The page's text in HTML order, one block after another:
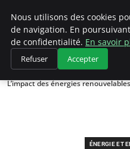
Accueil
Énergie et environnement
L’impact des énergies
ÉNERGIE ET
Nous utilisons des cookies
de navigation. En
de confidentialité. En savoir
Refuser Accepter